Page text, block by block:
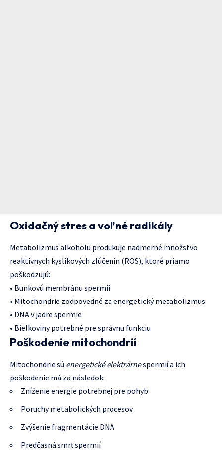
Oxidačný stres a voľné radikály
Metabolizmus alkoholu produkuje nadmerné množstvo
reaktívnych kyslíkových zlúčenín (ROS), ktoré priamo
poškodzujú:
• Bunkovú membránu spermií
• Mitochondrie zodpovedné za energetický metabolizmus
• DNA v jadre spermie
• Bielkoviny potrebné pre správnu funkciu
Poškodenie mitochondrií
Mitochondrie sú energetické elektrárnespermií a ich
poškodenie má za následok:
Zníženie energie potrebnej pre pohyb
Poruchy metabolických procesov
Zvýšenie fragmentácie DNA
Predčasná smrť spermií